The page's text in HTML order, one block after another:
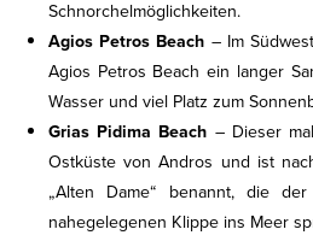
Schnorchelmöglichkeiten.
Agios Petros Beach – Im
Agios Petros Beach ein langer
Wasser und viel Platz zum
Grias Pidima Beach – Dieser
Ostküste von Andros und ist
„Alten Dame“ benannt, die
nahegelegenen Klippe ins Meer